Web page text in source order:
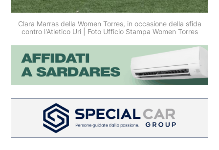
Clara Marras della Women Torres, in occasione della sfida
contro l'Atletico Uri | Foto Ufficio Stampa Women Torres